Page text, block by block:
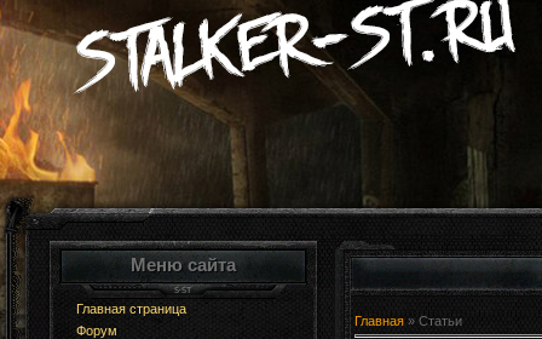
Меню сайта
Главная страница
Форум
Главная » Статьи